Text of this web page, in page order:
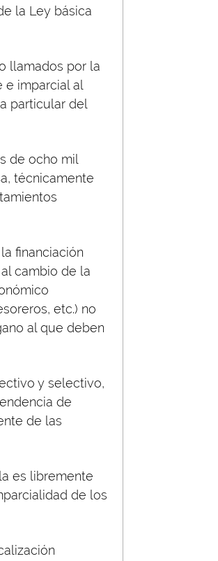
la Ley básica
llamados por la
imparcial al
particular del
de ocho mil
técnicamente
financiación
cambio de la
etc.) no
al que deben
y selectivo,
de
de las
es libremente
de los